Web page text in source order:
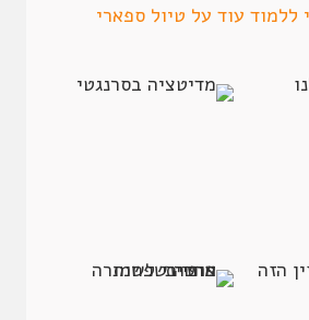
ללמוד עוד על טיול ספארי